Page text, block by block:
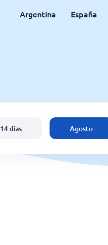
Argentina España
14 días Agosto